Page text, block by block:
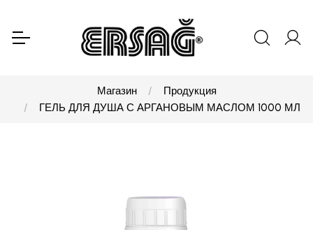
Магазин
Продукция
ГЕЛЬ ДЛЯ ДУША С АРГАНОВЫМ МАСЛОМ 1000 МЛ